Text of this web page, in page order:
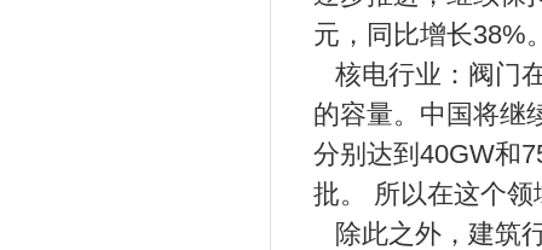
元，同比增长38%
核电行业：阀门
的容量。中国将继
分别达到40GW和
批。 所以在这个
除此之外，建筑